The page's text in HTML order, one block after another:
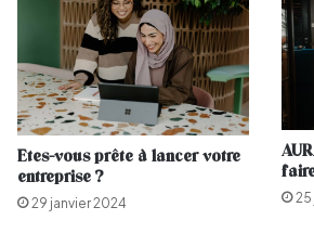
m
o
i
s
d
u
P
Etes-vous prête à lancer votre
entreprise ?
29 janvier 2024 25